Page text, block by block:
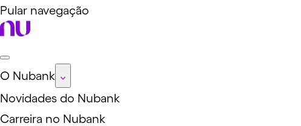
Pular navegação
O Nubank
Novidades do Nubank
Carreira no Nubank